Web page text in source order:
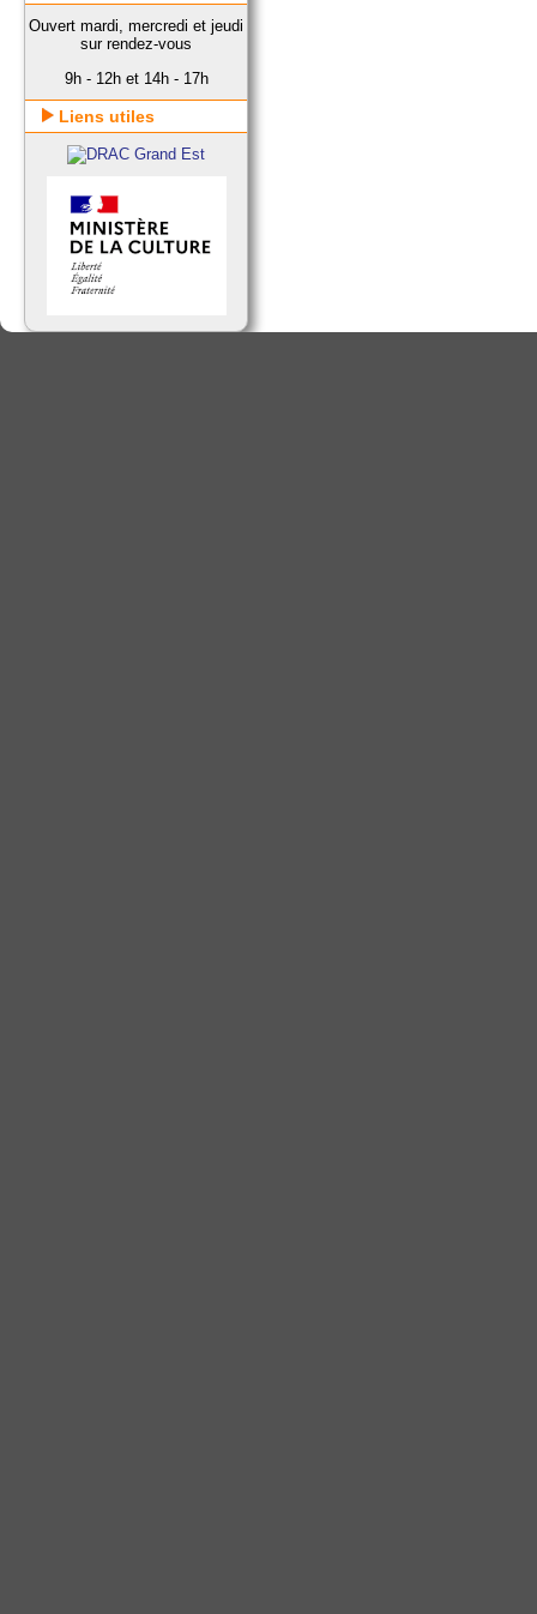
Ouvert mardi, mercredi et jeudi
sur rendez-vous
9h - 12h et 14h - 17h
Liens utiles